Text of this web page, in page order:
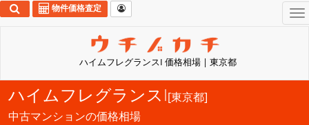
ハイムフレグランスI 価格相場 | 東京都
物件価格査定
ハイムフレグランスI[東京都]
中古マンションの価格相場